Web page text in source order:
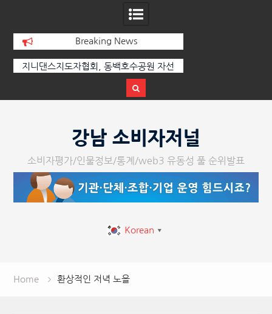
Breaking News
지니댄스지도자협회, 동백호수공원 자선
[손영미의 감성가곡] 누군
강남 소비자저널
소비자평가/인물정보/통계/web3 유동성 풀 순위발표
Korean ▼
Home 환상적인 저녁 노을